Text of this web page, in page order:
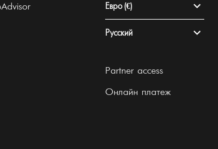
Евро (€)
Русский
Partner access
Онлайн платеж